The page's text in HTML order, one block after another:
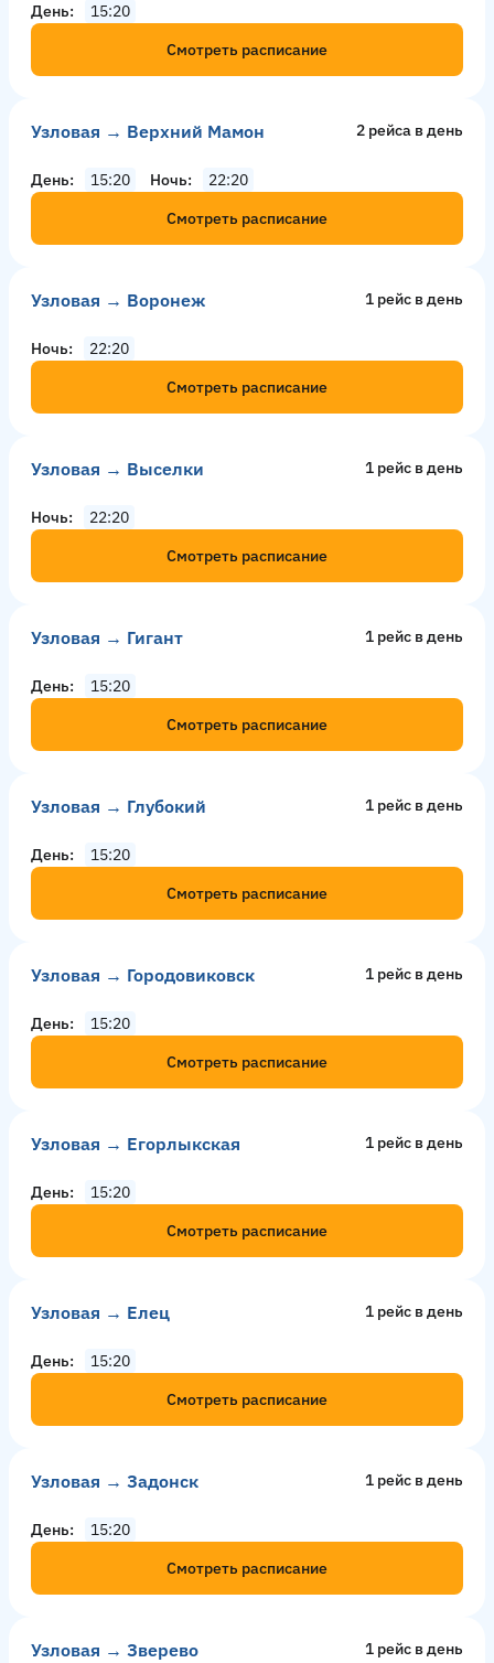
День
15:20
Смотреть расписание
Узловая → Верхний Мамон 2 рейсa в день
День 15:20 Ночь
22:20
Смотреть расписание
Узловая → Воронеж 1 рейс в день
Ночь
22:20
Смотреть расписание
Узловая → Выселки 1 рейс в день
Ночь
22:20
Смотреть расписание
Узловая → Гигант 1 рейс в день
День
15:20
Смотреть расписание
Узловая → Глубокий 1 рейс в день
День
15:20
Смотреть расписание
Узловая → Городовиковск 1 рейс в день
День
15:20
Смотреть расписание
Узловая → Егорлыкская 1 рейс в день
День
15:20
Смотреть расписание
Узловая → Елец 1 рейс в день
День
15:20
Смотреть расписание
Узловая → Задонск 1 рейс в день
День
15:20
Смотреть расписание
Узловая → Зверево 1 рейс в день